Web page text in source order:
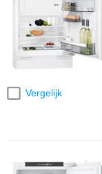
Vergelijk